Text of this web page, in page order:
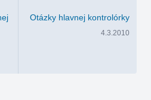
Otázky hlavnej kontrolórky
4.3.2010